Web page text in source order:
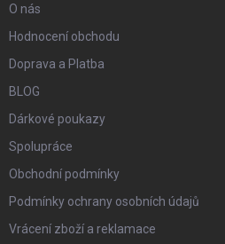
O nás
Hodnocení obchodu
Doprava a Platba
BLOG
Dárkové poukazy
Spolupráce
Obchodní podmínky
Podmínky ochrany osobních údajů
Vrácení zboží a reklamace